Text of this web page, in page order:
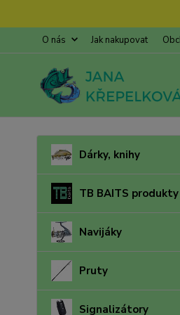
O nás Jak nakupovat
Dárky, knihy
TB BAITS produkty
Navijáky
Pruty
Signalizátory